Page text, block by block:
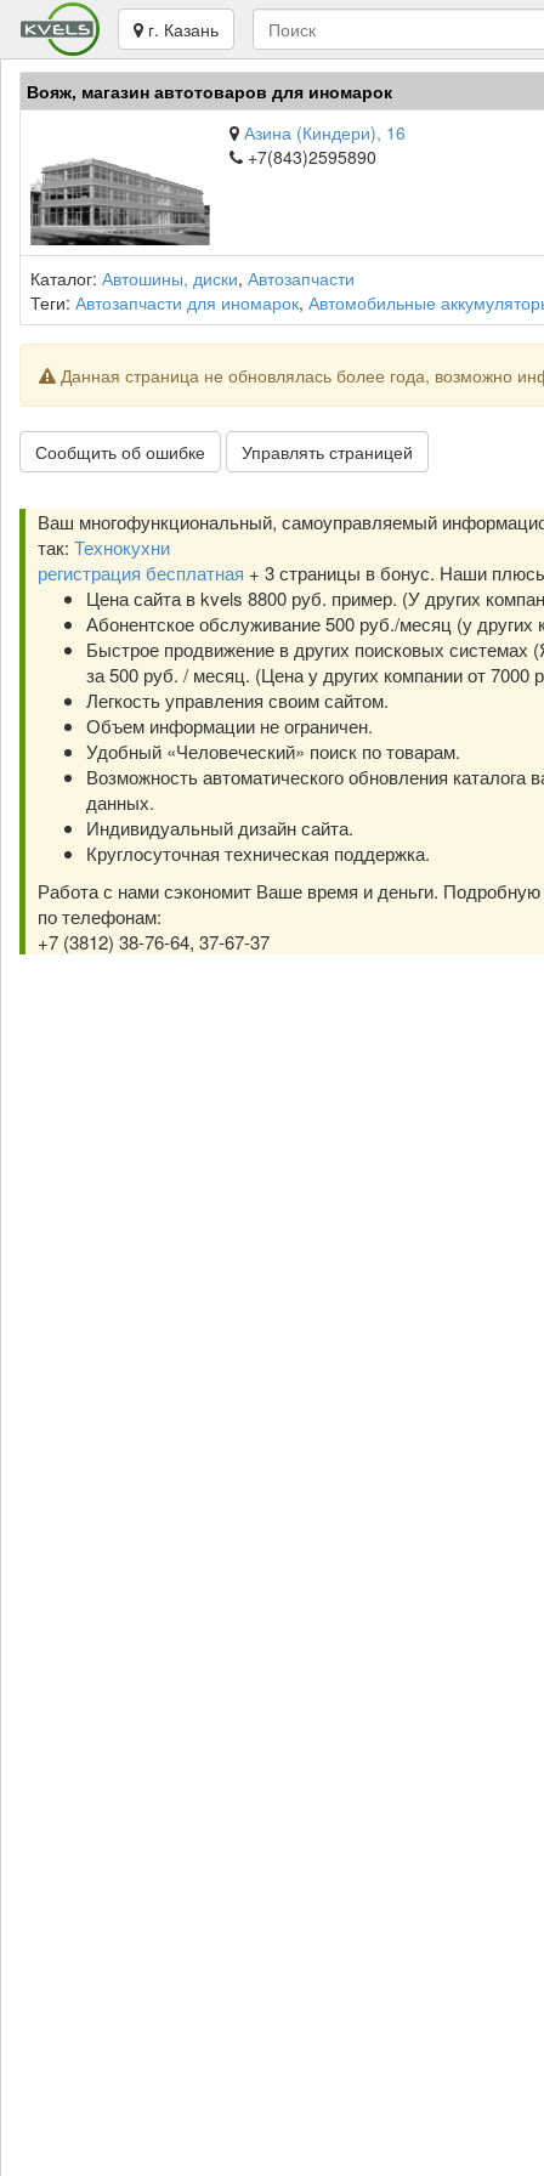
г. Казань
Вояж, магазин автотоваров для иномарок
Азина (Киндери), 16
+7(843)2595890
Каталог: Автошины, диски, Автозапчасти
Теги: Автозапчасти для иномарок, Автомобильные
Данная страница не обновлялась более года, возможно
Сообщить об ошибке Управлять страницей
Ваш многофункциональный, самоуправляемый
так: Технокухни
регистрация бесплатная + 3 страницы в бонус. Наши
Цена сайта в kvels 8800 руб. пример. (У других
Абонентское обслуживание 500 руб./месяц (у других
Быстрое продвижение в других поисковых системах
за 500 руб. / месяц. (Цена у других компании от 7000
Легкость управления своим сайтом.
Объем информации не ограничен.
Удобный «Человеческий» поиск по товарам.
Возможность автоматического обновления каталога
данных.
Индивидуальный дизайн сайта.
Круглосуточная техническая поддержка.
Работа с нами сэкономит Ваше время и деньги.
по телефонам:
+7 (3812) 38-76-64, 37-67-37